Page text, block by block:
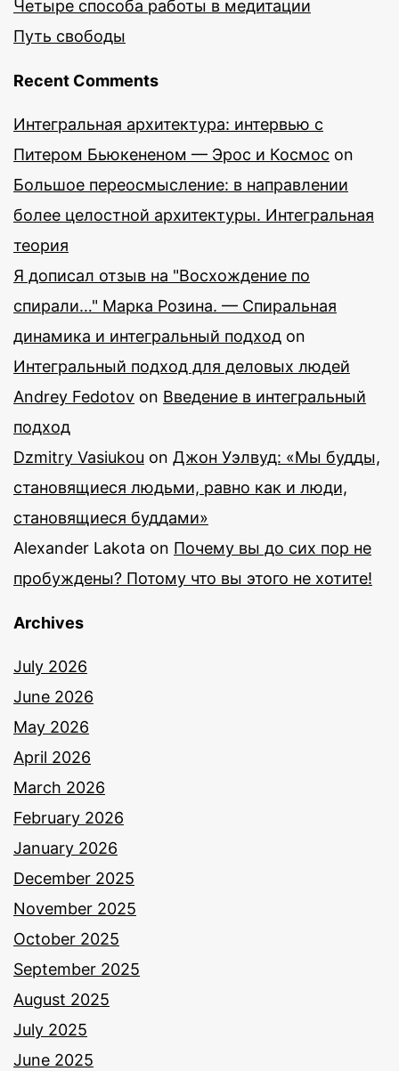
Четыре способа работы в медитации
Путь свободы
Recent Comments
Интегральная архитектура: интервью с
Питером Бьюкененом — Эрос и Космос on
Большое переосмысление: в направлении
более целостной архитектуры. Интегральная
теория
Я дописал отзыв на "Восхождение по
спирали…" Марка Розина. — Спиральная
динамика и интегральный подход on
Интегральный подход для деловых людей
Andrey Fedotov on Введение в интегральный
подход
Dzmitry Vasiukou on Джон Уэлвуд: «Мы будды,
становящиеся людьми, равно как и люди,
становящиеся буддами»
Alexander Lakota on Почему вы до сих пор не
пробуждены? Потому что вы этого не хотите!
Archives
July 2026
June 2026
May 2026
April 2026
March 2026
February 2026
January 2026
December 2025
November 2025
October 2025
September 2025
August 2025
July 2025
June 2025